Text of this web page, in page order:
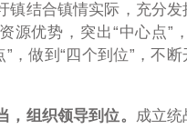
结合镇情实际，充分发
源优势，突出“中心点”
”，做到“四个到位”，不
，组织领导到位。 成立统